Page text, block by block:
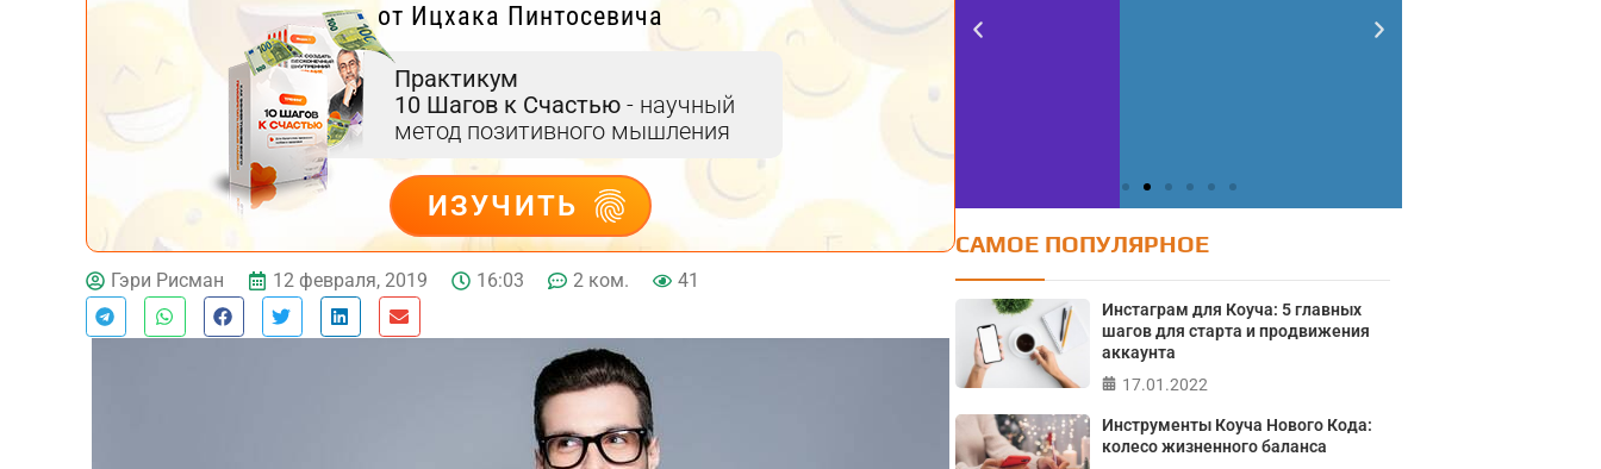
от Ицхака Пинтосевича
Практикум
10 Шагов к Счастью - научный
метод позитивного мышления
ИЗУЧИТЬ
ДЕЙСТВУЙ
Гэри Рисман 12 февраля, 2019 16:03 2 ком. 41
САМОЕ ПОПУЛЯРНОЕ
Инстаграм для Коуча: 5 главных
шагов для старта и продвижения
аккаунта
17.01.2022
Инструменты Коуча Нового Кода:
колесо жизненного баланса